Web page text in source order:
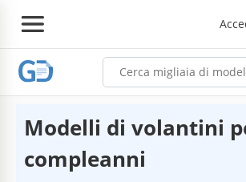
Modelli di volantini
compleanni